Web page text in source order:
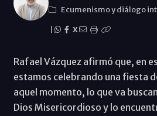
Ecumenismo y diálogo
X
Rafael Vázquez afirmó que, en
estamos celebrando una fiesta
aquel momento, lo que va
Dios Misericordioso y lo